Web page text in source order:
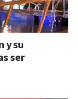
y su
ser